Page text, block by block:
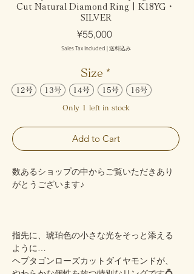
Cut Natural Diamond Ring | K18YG・
SILVER
¥55,000Price
Sales Tax Included |送料込み
Size *
12号 13号 14号 15号 16号
Only 1 left in stock
Add to Cart
数あるショップの中からご覧いただきあり
がとうございます♪
指先に、琥珀色の小さな光をそっと添える
ように…
ヘプタゴンローズカットダイヤモンドが、